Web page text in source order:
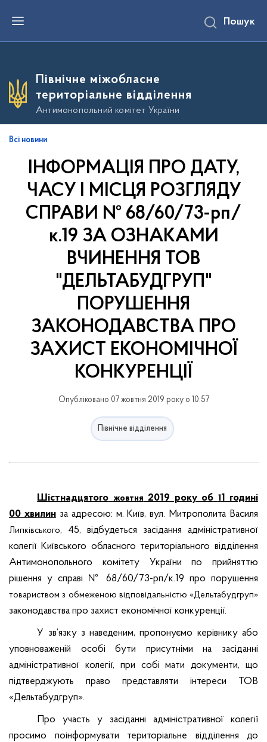
е
о
о
в
Пошук
Північне міжобласне
територіальне відділення
Антимонопольний комітет України
Всі новини
ІНФОРМАЦІЯ ПРО ДАТУ,
ЧАСУ І МІСЦЯ РОЗГЛЯДУ
СПРАВИ № 68/60/73-рп/
к.19 ЗА ОЗНАКАМИ
ВЧИНЕННЯ ТОВ
"ДЕЛЬТАБУДГРУП"
ПОРУШЕННЯ
ЗАКОНОДАВСТВА ПРО
ЗАХИСТ ЕКОНОМІЧНОЇ
КОНКУРЕНЦІЇ
Опубліковано 07 жовтня 2019 року о 10:57
Північне відділення
Ш істнадцятого жовтня 2019 року об 1 1
годині
00 хвилин за адресою: м. Київ, вул. Митрополита Василя
Липківського, 45, відбудеться засідання адміністративної
колегії Київського обласного територіального відділення
Антимонопольного комітету України по прийняттю
рішення у справі № 68/60/73-рп/к.19 про порушення
товариством з обмеженою відповідальністю «Дельтабудгруп»
законодавства про захист економічної конкуренції.
У зв’язку з наведеним, пропонуємо керівнику або
уповноваженій особі бути присутніми на засіданні
адміністративної колегії, при собі мати документи, що
підтверджують право представляти інтереси ТОВ
«Дельтабудгруп».
Про участь у засіданні адміністративної колегії
просимо поінформувати територіальне відділення до